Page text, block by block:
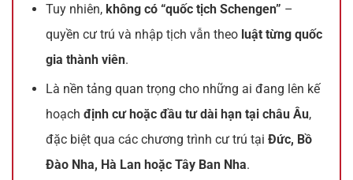
Tuy nhiên,không có “quốc tịch Schengen” –
quyền cư trú và nhập tịch vẫn theo luật từng quốc
gia thành viên.
Là nền tảng quan trọng cho những ai đang lên kế
hoạchđịnh cư hoặc đầu tư dài hạn tại châu Âu,
đặc biệt qua các chương trình cư trú tạiĐức, Bồ
Đào Nha, Hà Lan hoặc Tây Ban Nha.